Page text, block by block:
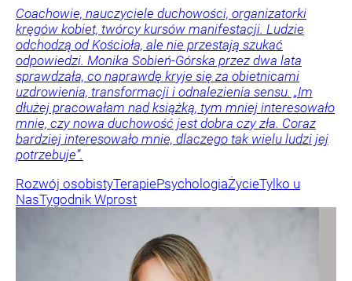
Coachowie, nauczyciele duchowości, organizatorki
kręgów kobiet, twórcy kursów manifestacji. Ludzie
odchodzą od Kościoła, ale nie przestają szukać
odpowiedzi. Monika Sobień-Górska przez dwa lata
sprawdzała, co naprawdę kryje się za obietnicami
uzdrowienia, transformacji i odnalezienia sensu. „Im
dłużej pracowałam nad książką, tym mniej interesowało
mnie, czy nowa duchowość jest dobra czy zła. Coraz
bardziej interesowało mnie, dlaczego tak wielu ludzi jej
potrzebuje”.
Rozwój osobistyTerapiePsychologiaŻycieTylko u
NasTygodnik Wprost